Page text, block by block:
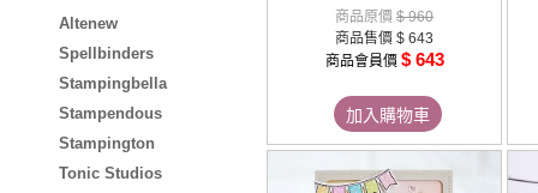
Altenew
Spellbinders
Stampingbella
Stampendous
Stampington
Tonic Studios
商品原價 $ 960
商品售價 $ 643
商品會員價 $ 643
加入購物車